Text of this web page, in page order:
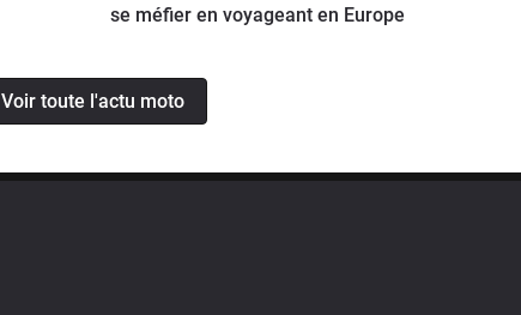
se méfier en voyageant en Europe
Voir toute l'actu moto